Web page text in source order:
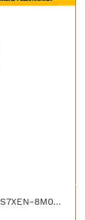
[IPC-S7XE-8M0WED-IMOU] IMOU IPC-S7XEN-8M0WED CAMARA IP WIFI CRUISER DUAL 3MP+5MP PT IR30 IP66